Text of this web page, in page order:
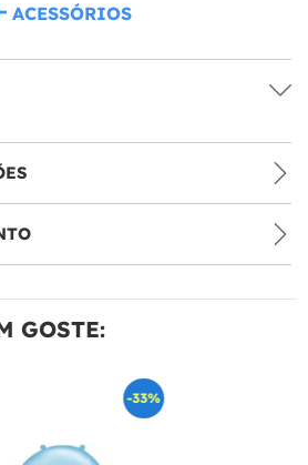
ACESSÓRIOS
GOSTE:
-33%